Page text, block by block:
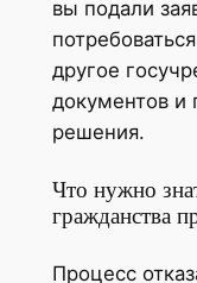
вы подали
другое
документов и
решения.
Что нужно
гражданства
Процесс